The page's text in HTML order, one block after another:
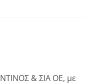
& ΣΙΑ ΟΕ, με